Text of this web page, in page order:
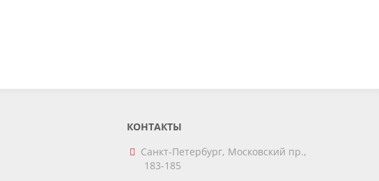
КОНТАКТЫ
Санкт-Петербург, Московский пр.,
183-185